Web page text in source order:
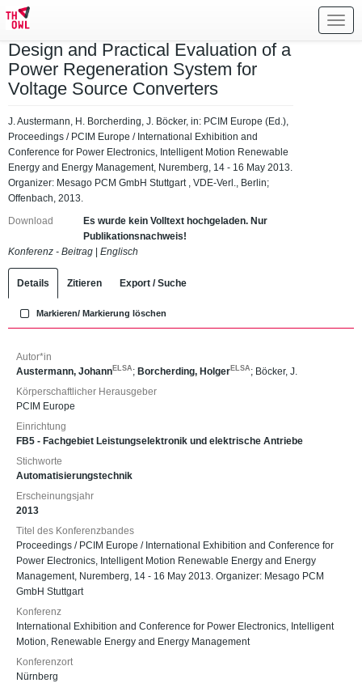
Design and Practical Evaluation of a
Power Regeneration System for
Voltage Source Converters
J. Austermann, H. Borcherding, J. Böcker, in: PCIM Europe (Ed.),
Proceedings / PCIM Europe / International Exhibition and
Conference for Power Electronics, Intelligent Motion Renewable
Energy and Energy Management, Nuremberg, 14 - 16 May 2013.
Organizer: Mesago PCM GmbH Stuttgart , VDE-Verl., Berlin;
Offenbach, 2013.
Download
Es wurde kein Volltext hochgeladen. Nur
Publikationsnachweis!
Konferenz - Beitrag
Englisch
Details Zitieren Export / Suche
Markieren/ Markierung löschen
Autor*in
Austermann, Johann ELSA ; Borcherding, Holger ELSA ; Böcker, J.
Körperschaftlicher Herausgeber
PCIM Europe
Einrichtung
FB5 - Fachgebiet Leistungselektronik und elektrische Antriebe
Stichworte
Automatisierungstechnik
Erscheinungsjahr
2013
Titel des Konferenzbandes
Proceedings / PCIM Europe / International Exhibition and Conference for
Power Electronics, Intelligent Motion Renewable Energy and Energy
Management, Nuremberg, 14 - 16 May 2013. Organizer: Mesago PCM
GmbH Stuttgart
Konferenz
International Exhibition and Conference for Power Electronics, Intelligent
Motion, Renewable Energy and Energy Management
Konferenzort
Nürnberg